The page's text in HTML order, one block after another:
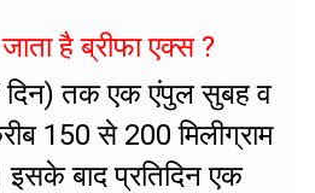
है ब्रीफा एक्स ?
दिन) तक एक एंपुल सुबह व
150 से 200 मिलीग्राम
इसके बाद प्रतिदिन एक